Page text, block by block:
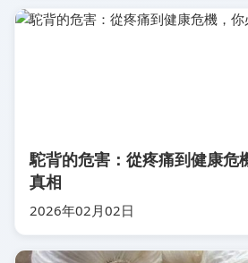
駝背的危害：從疼痛到健康危
真相
2026年02月02日